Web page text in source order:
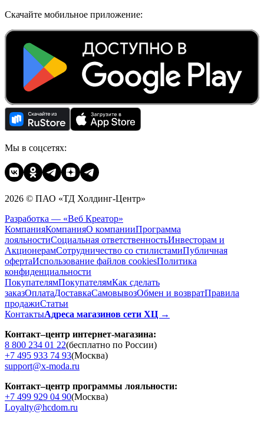
Скачайте мобильное приложение:
Мы в соцсетях:
2026 © ПАО «ТД Холдинг-Центр»
Разработка — «Веб Креатор»
КомпанияКомпанияО компанииПрограмма
лояльностиСоциальная ответственностьИнвесторам и
АкционерамСотрудничество со стилистамиПубличная
офертаИспользование файлов cookiesПолитика
конфиденциальности
ПокупателямПокупателямКак сделать
заказОплатаДоставкаCамовывозОбмен и возвратПравила
продажиСтатьи
КонтактыАдреса магазинов сети ХЦ →
Контакт–центр интернет-магазина:
8 800 234 01 22(бесплатно по России)
+7 495 933 74 93(Москва)
support@x-moda.ru
Контакт–центр программы лояльности:
+7 499 929 04 90(Москва)
Loyalty@hcdom.ru